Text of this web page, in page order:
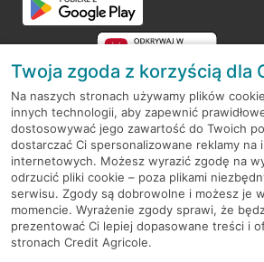
RODO
Regulamin serwisu
Mapa serwisu
PolitykaCookies
Twoja zgoda z korzyścią dla
Na naszych stronach używamy plików
innych technologii, aby zapewnić
dostosowywać jego zawartość do Twoich
dostarczać Ci spersonalizowane reklamy na
internetowych. Możesz wyrazić zgodę na
odrzucić pliki cookie – poza plikami
serwisu. Zgody są dobrowolne i możesz je
momencie. Wyrażenie zgody sprawi, że
prezentować Ci lepiej dopasowane treści i
stronach Credit Agricole.